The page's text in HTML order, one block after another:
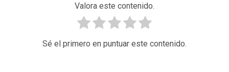
Valora este contenido.
Sé el primero en puntuar este contenido.